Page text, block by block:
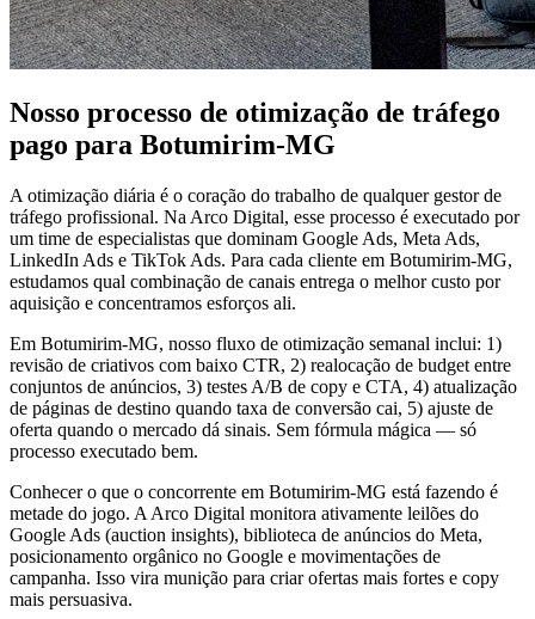
Nosso processo de otimização de tráfego
pago para Botumirim-MG
A otimização diária é o coração do trabalho de qualquer gestor de
tráfego profissional. Na Arco Digital, esse processo é executado por
um time de especialistas que dominam Google Ads, Meta Ads,
LinkedIn Ads e TikTok Ads. Para cada cliente em Botumirim-MG,
estudamos qual combinação de canais entrega o melhor custo por
aquisição e concentramos esforços ali.
Em Botumirim-MG, nosso fluxo de otimização semanal inclui: 1)
revisão de criativos com baixo CTR, 2) realocação de budget entre
conjuntos de anúncios, 3) testes A/B de copy e CTA, 4) atualização
de páginas de destino quando taxa de conversão cai, 5) ajuste de
oferta quando o mercado dá sinais. Sem fórmula mágica — só
processo executado bem.
Conhecer o que o concorrente em Botumirim-MG está fazendo é
metade do jogo. A Arco Digital monitora ativamente leilões do
Google Ads (auction insights), biblioteca de anúncios do Meta,
posicionamento orgânico no Google e movimentações de
campanha. Isso vira munição para criar ofertas mais fortes e copy
mais persuasiva.